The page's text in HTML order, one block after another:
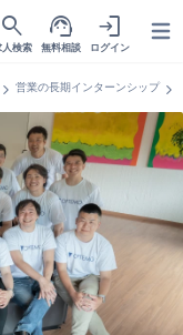
search
人検索
support_agent
無料相談
login
ログイン
chevron_right 営業の長期インターンシップchevron_right